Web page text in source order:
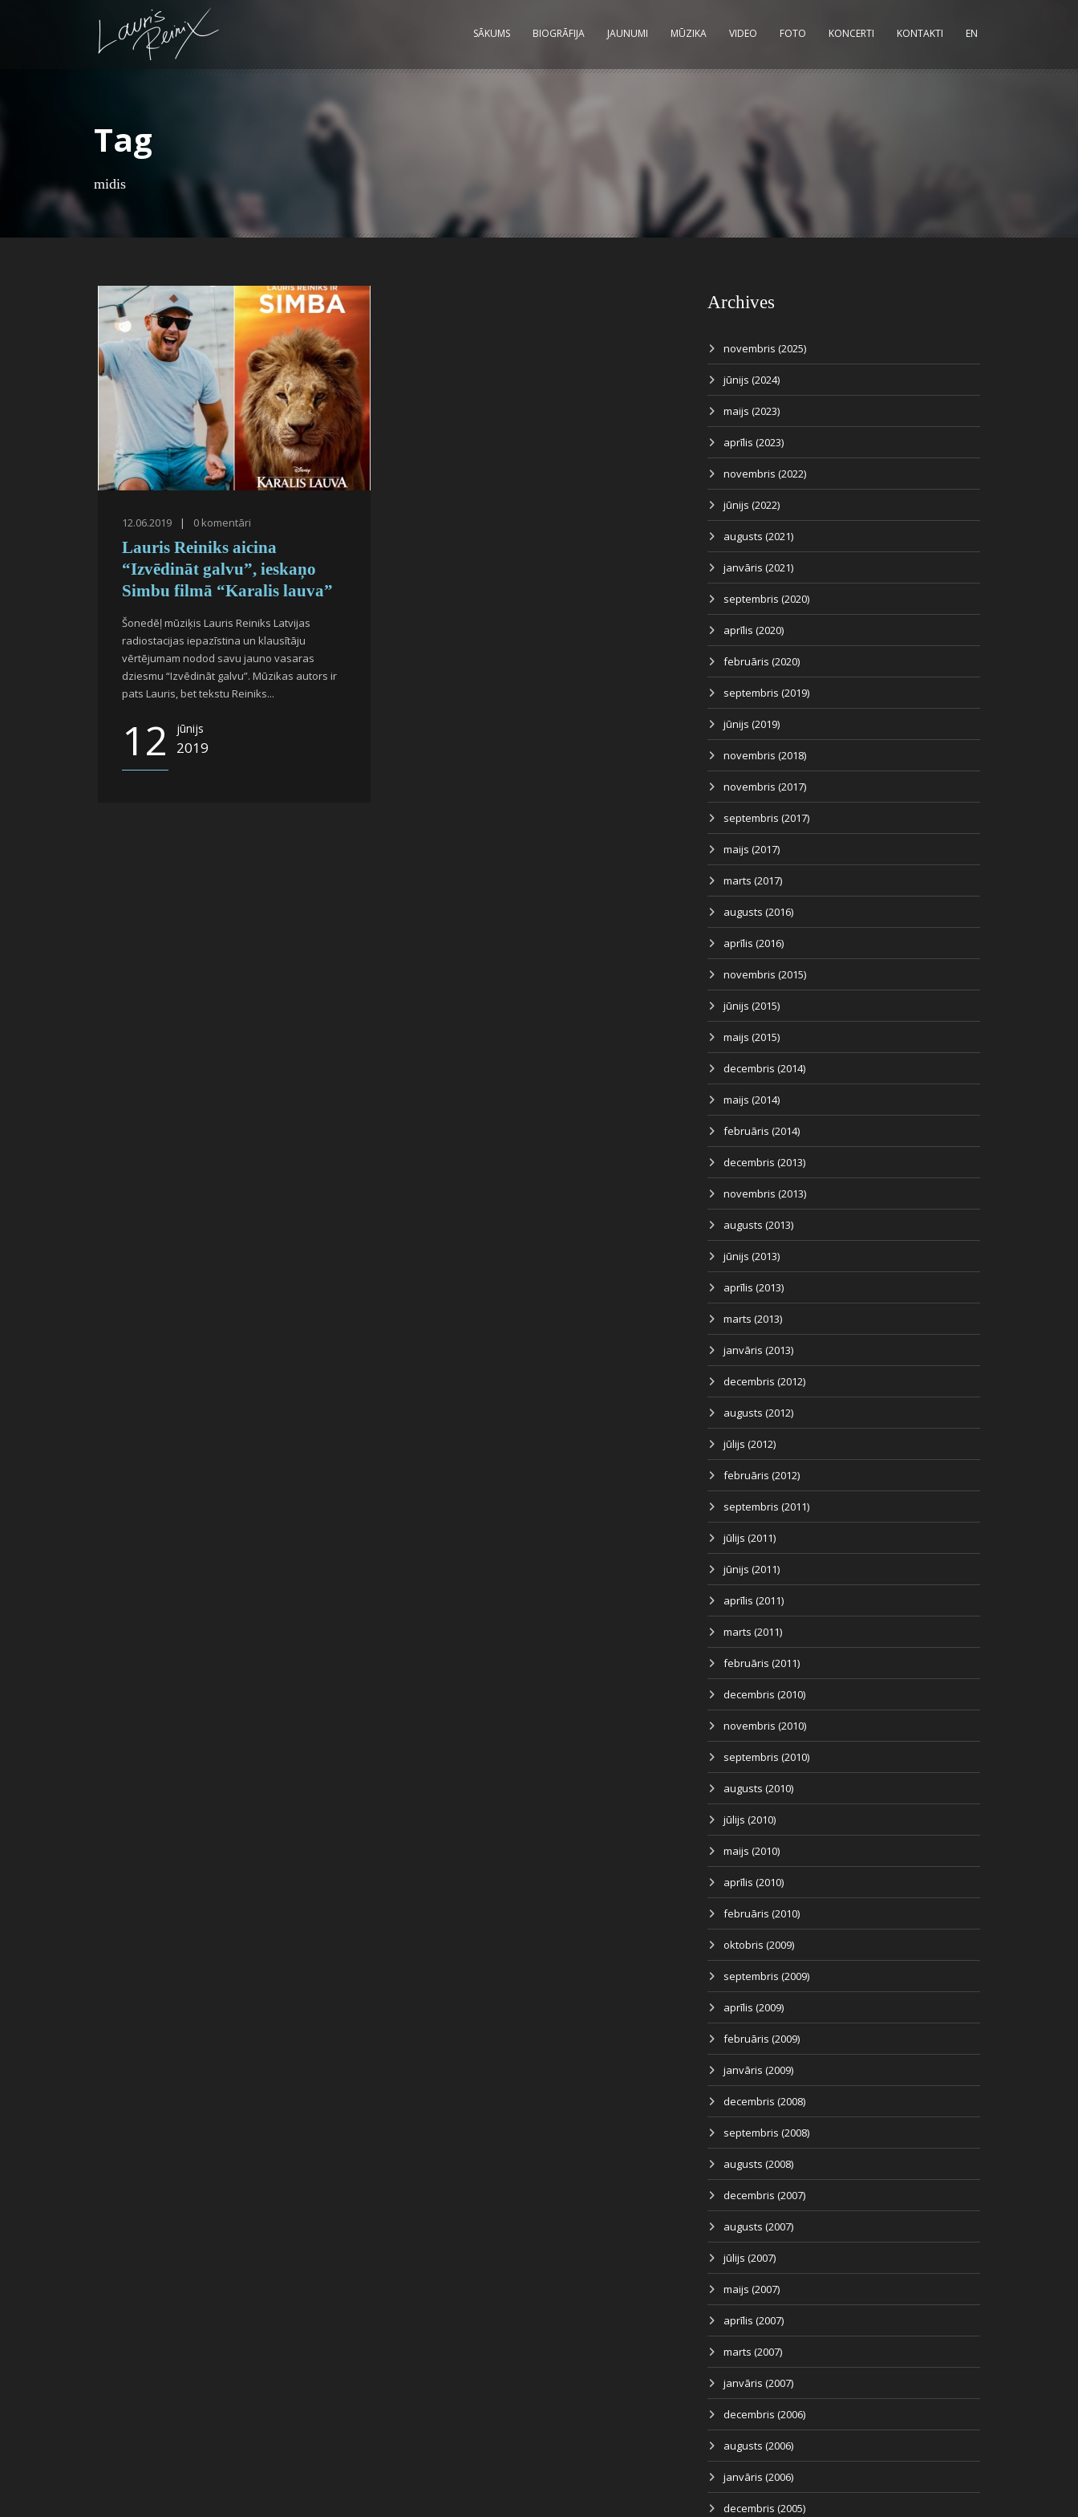
SĀKUMS BIOGRĀFIJA JAUNUMI MŪZIKA VIDEO FOTO KONCERTI KONTAKTI EN
Tag
midis
12.06.2019 | 0 komentāri
Lauris Reiniks aicina
“Izvēdināt galvu”, ieskaņo
Simbu filmā “Karalis lauva”
Šonedēļ mūziķis Lauris Reiniks Latvijas
radiostacijas iepazīstina un klausītāju
vērtējumam nodod savu jauno vasaras
dziesmu “Izvēdināt galvu”. Mūzikas autors ir
pats Lauris, bet tekstu Reiniks...
12 jūnijs
2019
Archives
novembris (2025)
jūnijs (2024)
maijs (2023)
aprīlis (2023)
novembris (2022)
jūnijs (2022)
augusts (2021)
janvāris (2021)
septembris (2020)
aprīlis (2020)
februāris (2020)
septembris (2019)
jūnijs (2019)
novembris (2018)
novembris (2017)
septembris (2017)
maijs (2017)
marts (2017)
augusts (2016)
aprīlis (2016)
novembris (2015)
jūnijs (2015)
maijs (2015)
decembris (2014)
maijs (2014)
februāris (2014)
decembris (2013)
novembris (2013)
augusts (2013)
jūnijs (2013)
aprīlis (2013)
marts (2013)
janvāris (2013)
decembris (2012)
augusts (2012)
jūlijs (2012)
februāris (2012)
septembris (2011)
jūlijs (2011)
jūnijs (2011)
aprīlis (2011)
marts (2011)
februāris (2011)
decembris (2010)
novembris (2010)
septembris (2010)
augusts (2010)
jūlijs (2010)
maijs (2010)
aprīlis (2010)
februāris (2010)
oktobris (2009)
septembris (2009)
aprīlis (2009)
februāris (2009)
janvāris (2009)
decembris (2008)
septembris (2008)
augusts (2008)
decembris (2007)
augusts (2007)
jūlijs (2007)
maijs (2007)
aprīlis (2007)
marts (2007)
janvāris (2007)
decembris (2006)
augusts (2006)
janvāris (2006)
decembris (2005)